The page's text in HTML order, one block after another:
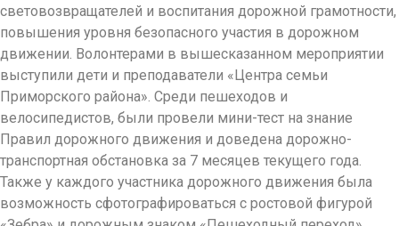
световозвращателей и воспитания дорожной грамотности,
повышения уровня безопасного участия в дорожном
движении. Волонтерами в вышесказанном мероприятии
выступили дети и преподаватели «Центра семьи
Приморского района». Среди пешеходов и
велосипедистов, были провели мини-тест на знание
Правил дорожного движения и доведена дорожно-
транспортная обстановка за 7 месяцев текущего года.
Также у каждого участника дорожного движения была
возможность сфотографироваться с ростовой фигурой